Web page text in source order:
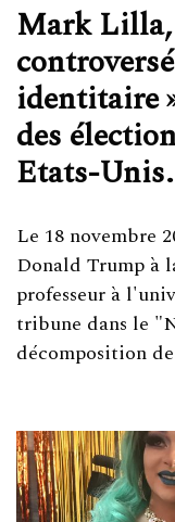
Mark Lilla,
identitaire
des
Etats-
Le 18 novembre
Donald Trump à
professeur à
tribune dans le
décomposition